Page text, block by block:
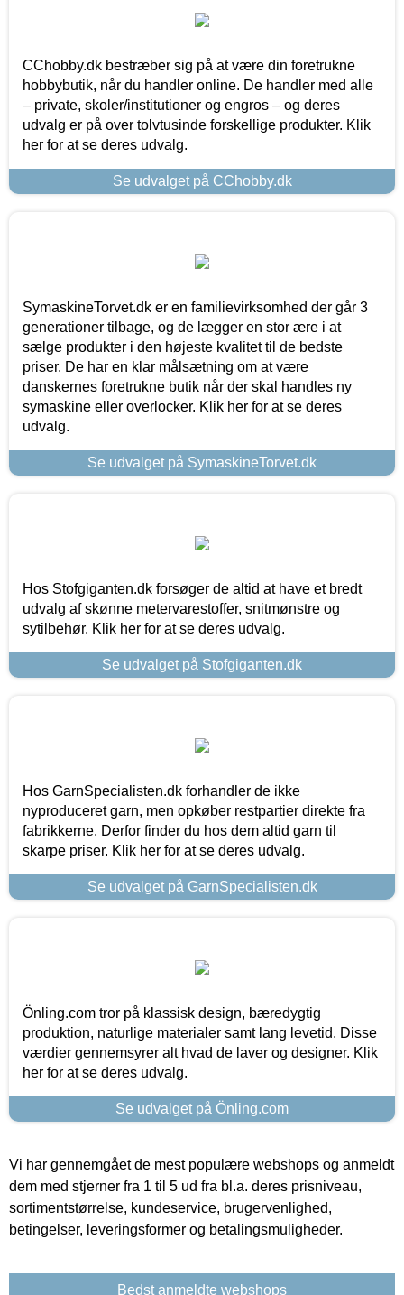
CChobby.dk bestræber sig på at være din foretrukne
hobbybutik, når du handler online. De handler med alle
– private, skoler/institutioner og engros – og deres
udvalg er på over tolvtusinde forskellige produkter. Klik
her for at se deres udvalg.
Se udvalget på CChobby.dk
SymaskineTorvet.dk er en familievirksomhed der går 3
generationer tilbage, og de lægger en stor ære i at
sælge produkter i den højeste kvalitet til de bedste
priser. De har en klar målsætning om at være
danskernes foretrukne butik når der skal handles ny
symaskine eller overlocker. Klik her for at se deres
udvalg.
Se udvalget på SymaskineTorvet.dk
Hos Stofgiganten.dk forsøger de altid at have et bredt
udvalg af skønne metervarestoffer, snitmønstre og
sytilbehør. Klik her for at se deres udvalg.
Se udvalget på Stofgiganten.dk
Hos GarnSpecialisten.dk forhandler de ikke
nyproduceret garn, men opkøber restpartier direkte fra
fabrikkerne. Derfor finder du hos dem altid garn til
skarpe priser. Klik her for at se deres udvalg.
Se udvalget på GarnSpecialisten.dk
Önling.com tror på klassisk design, bæredygtig
produktion, naturlige materialer samt lang levetid. Disse
værdier gennemsyrer alt hvad de laver og designer. Klik
her for at se deres udvalg.
Se udvalget på Önling.com
Vi har gennemgået de mest populære webshops og anmeldt
dem med stjerner fra 1 til 5 ud fra bl.a. deres prisniveau,
sortimentstørrelse, kundeservice, brugervenlighed,
betingelser, leveringsformer og betalingsmuligheder.
Bedst anmeldte webshops